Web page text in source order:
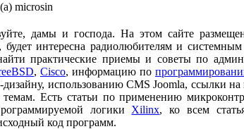
microsin
дамы и господа. На этом сайте
будет интересна радиолюбителям и
практические приемы и советы по
, Cisco, информацию по
дизайну, использованию CMS Joomla, ссылки
Есть статьи по применению
логики Xilinx, ко всем
код программ.